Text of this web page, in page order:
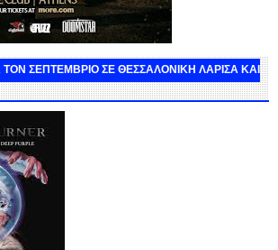
ΤΟΝ ΣΕΠΤΕΜΒΡΙΟ ΣΕ ΘΕΣΣΑΛΟΝΙΚΗ ΛΑΡΙΣΑ ΚΑΙ